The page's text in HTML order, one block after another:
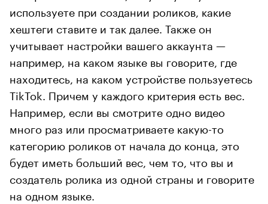
используете при создании роликов, какие
хештеги ставите и так далее. Также он
учитывает настройки вашего аккаунта —
например, на каком языке вы говорите, где
находитесь, на каком устройстве пользуетесь
TikTok. Причем у каждого критерия есть вес.
Например, если вы смотрите одно видео
много раз или просматриваете какую-то
категорию роликов от начала до конца, это
будет иметь больший вес, чем то, что вы и
создатель ролика из одной страны и говорите
на одном языке.